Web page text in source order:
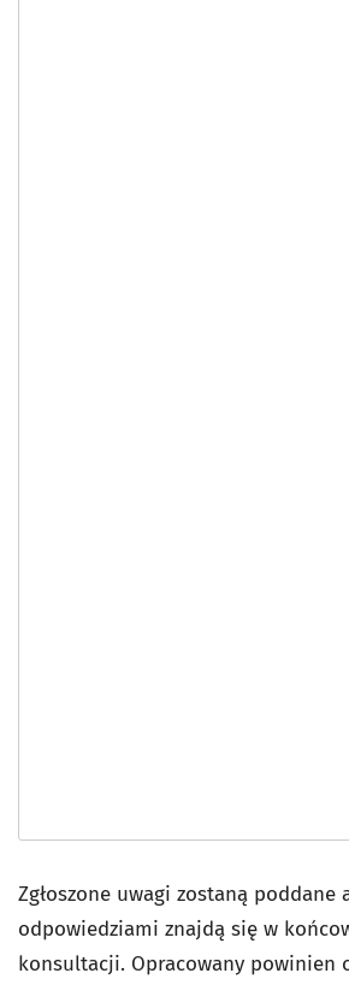
Zgłoszone uwagi zostaną poddane
odpowiedziami znajdą się w
konsultacji. Opracowany powinien